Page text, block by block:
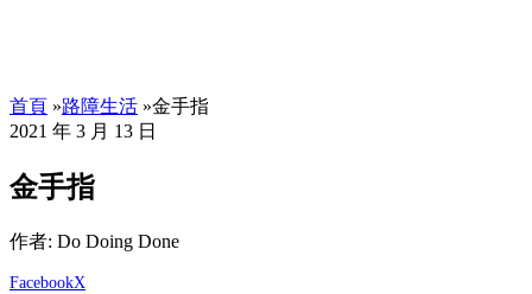
首頁 »路障生活 »金手指
2021 年 3 月 13 日
金手指
作者: Do Doing Done
FacebookX